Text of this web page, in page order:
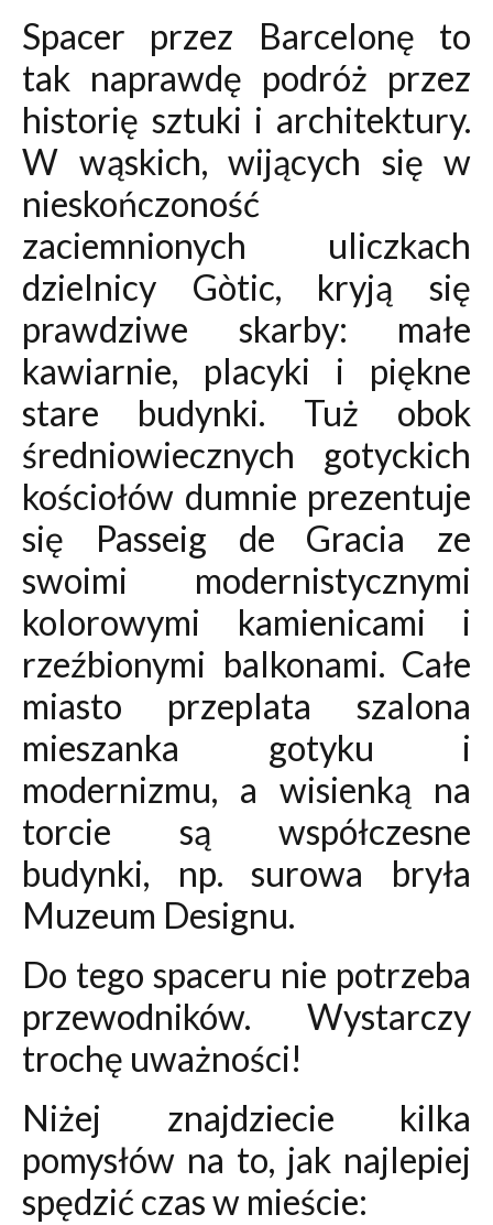
Spacer przez Barcelonę to
tak naprawdę podróż przez
historię sztuki i architektury.
W wąskich, wijących się w
nieskończoność
zaciemnionych uliczkach
dzielnicy Gòtic, kryją się
prawdziwe skarby: małe
kawiarnie, placyki i piękne
stare budynki. Tuż obok
średniowiecznych gotyckich
kościołów dumnie prezentuje
się Passeig de Gracia ze
swoimi modernistycznymi
kolorowymi kamienicami i
rzeźbionymi balkonami. Całe
miasto przeplata szalona
mieszanka gotyku i
modernizmu, a wisienką na
torcie są współczesne
budynki, np. surowa bryła
Muzeum Designu.
Do tego spaceru nie potrzeba
przewodników. Wystarczy
trochę uważności!
Niżej znajdziecie kilka
pomysłów na to, jak najlepiej
spędzić czas w mieście: